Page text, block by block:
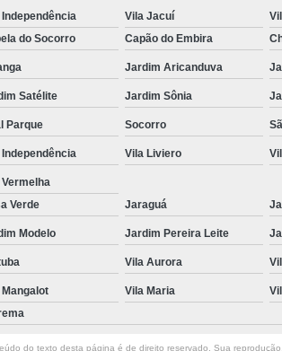
Vila Jacuí
do Socorro
Capão do Embira
Jardim Aricanduva
Satélite Jardim Sônia
Parque Socorro
Vila Liviero
Verde
Jaraguá
Modelo Jardim Pereira Leite
Vila Aurora
Vila Maria
do texto desta página é de direito reservado. Sua